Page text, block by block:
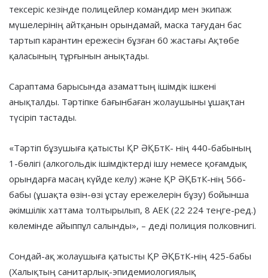
тексеріс кезінде полицейлер командир мен экипаж
мүшелерінің айтқанын орындамай, маска тағудан бас
тартып карантин ережесін бұзған 60 жастағы Ақтөбе
қаласының тұрғынын анықтады.
Сараптама барысында азаматтың ішімдік ішкені
анықталды. Тәртіпке бағынбаған жолаушыны ұшақтан
түсіріп тастады.
«Тәртіп бұзушыға қатысты ҚР ӘҚБтК- нің 440-бабының
1-бөлігі (алкогольдік ішімдіктерді ішу немесе қоғамдық
орындарға масаң күйде келу) және ҚР ӘҚБтК-нің 566-
бабы (ұшақта өзін-өзі ұстау ережелерін бұзу) бойынша
әкімшілік хаттама толтырылып, 8 АЕК (22 224 теңге-ред.)
көлемінде айыппұл салынды», – деді полиция полковнигі.
Сондай-ақ жолаушыға қатысты ҚР ӘҚБтК-нің 425-бабы
(Халықтың санитарлық-эпидемиологиялық